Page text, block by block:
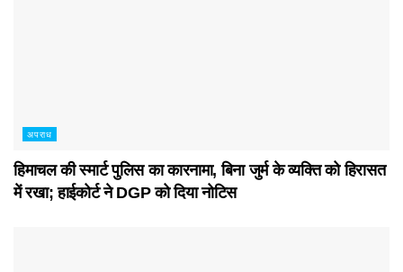
अपराध
हिमाचल की स्मार्ट पुलिस का कारनामा, बिना जुर्म के व्यक्ति को हिरासत
में रखा; हाईकोर्ट ने DGP को दिया नोटिस